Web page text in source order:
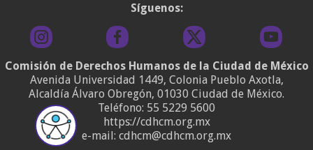
Síguenos:
Comisión de Derechos Humanos de la Ciudad de México
Avenida Universidad 1449, Colonia Pueblo Axotla,
Alcaldía Álvaro Obregón, 01030 Ciudad de México.
Teléfono: 55 5229 5600
https://cdhcm.org.mx
e-mail: cdhcm@cdhcm.org.mx